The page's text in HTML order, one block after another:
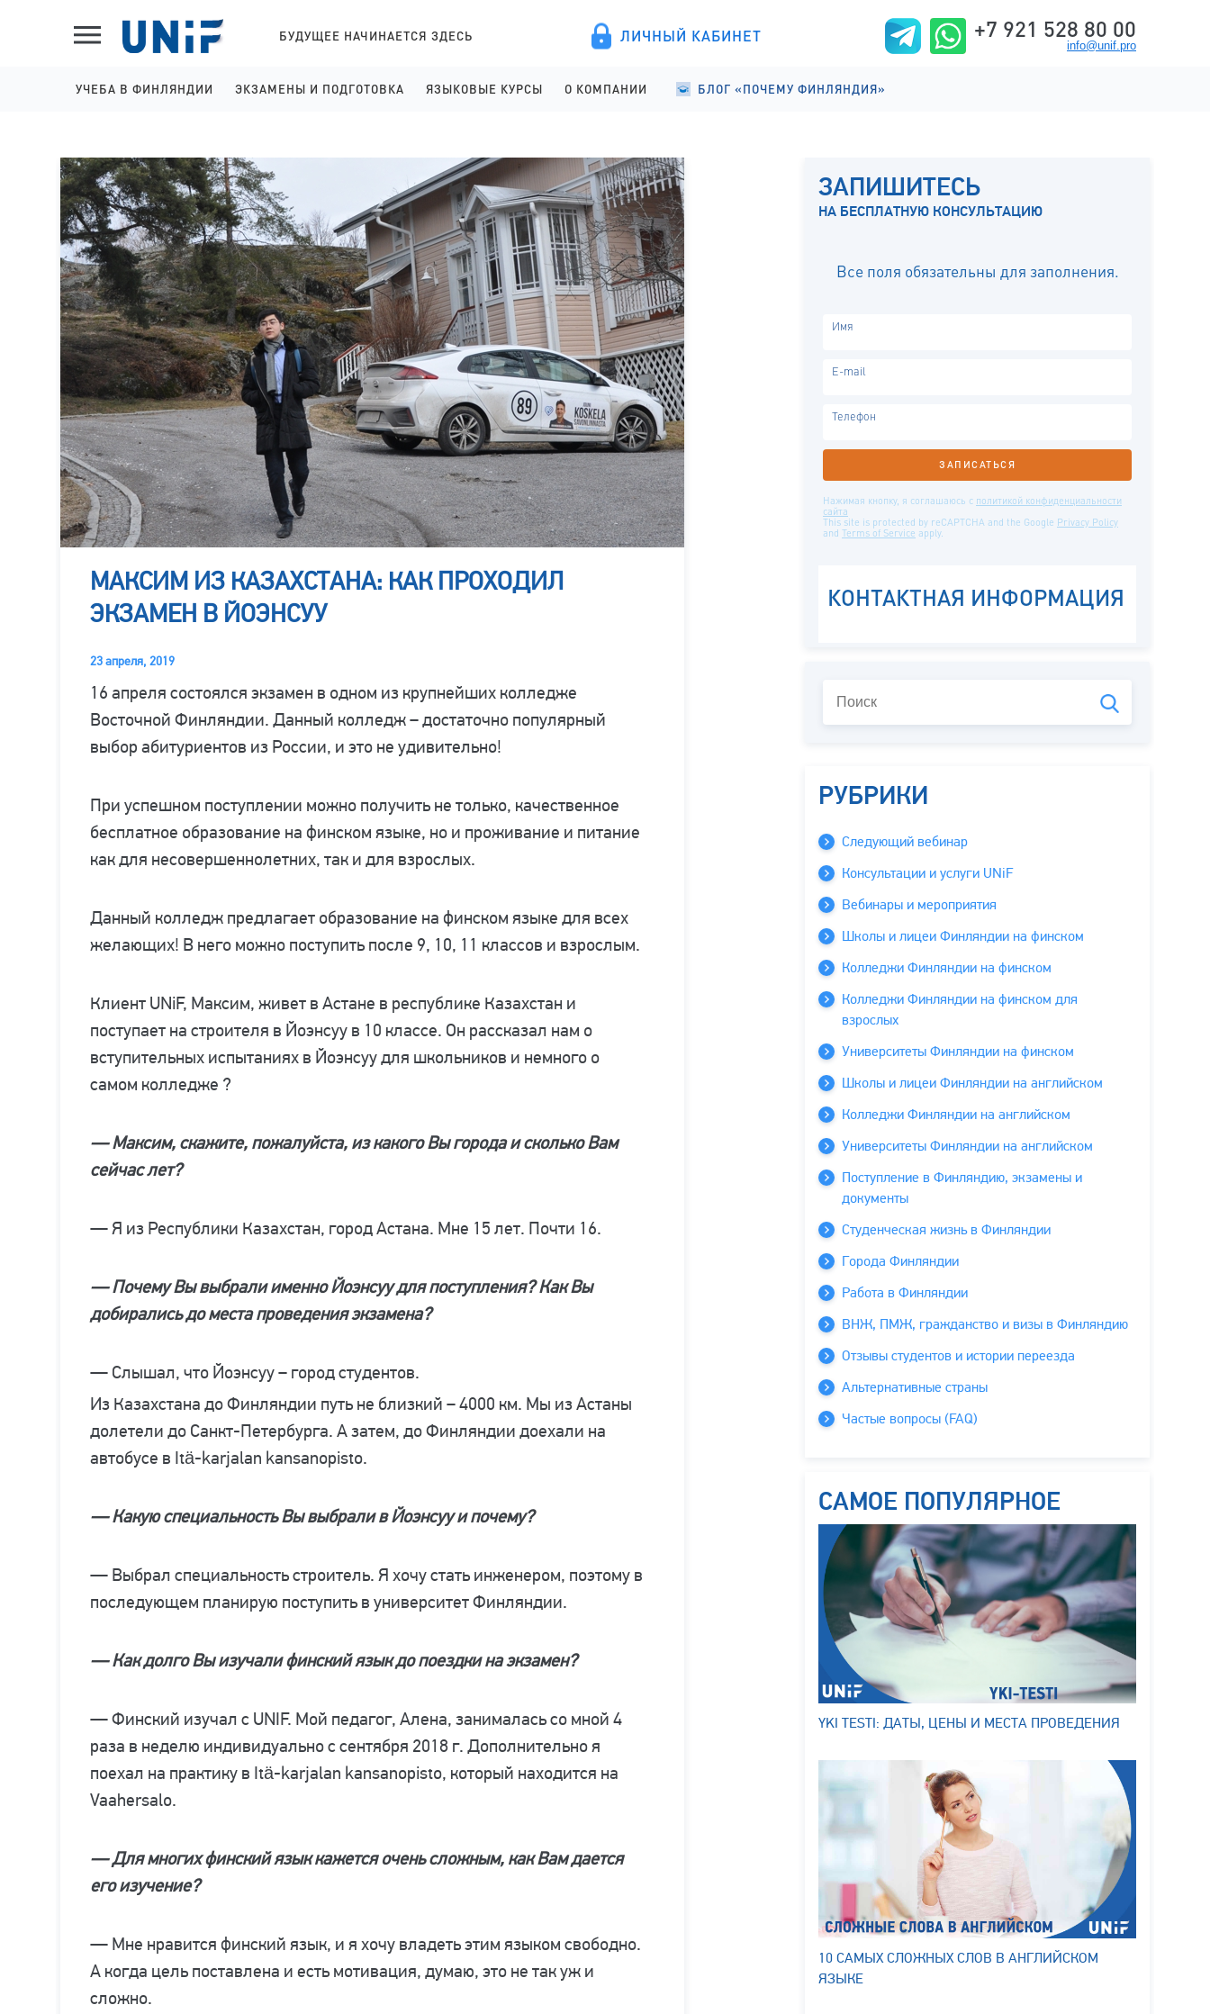
БУДУЩЕЕ НАЧИНАЕТСЯ ЗДЕСЬ ЛИЧНЫЙ КАБИНЕТ +7 921 528 80 00
info@unif.pro
УЧЕБА В ФИНЛЯНДИИ
КОЛЛЕДЖИ НА АНГЛИЙСКОМ
УНИВЕРСИТЕТЫ НА АНГЛИЙСКОМ
КОЛЛЕДЖИ НА ФИНСКОМ
ЭКЗАМЕНЫ И ПОДГОТОВКА
YKI ПОДГОТОВКА И РЕГИСТРАЦИЯ
ЯЗЫКОВЫЕ КУРСЫ
АНГЛИЙСКИЙ ДЛЯ ШКОЛЬНИКОВ
АНГЛИЙСКИЙ ДЛЯ СТАРШЕКЛАССНИКОВ
АНГЛИЙСКИЙ ДЛЯ ВЗРОСЛЫХ
ФИНСКИЙ ДЛЯ ПОСТУПАЮЩИХ
О КОМПАНИИ
ПРАВОВЫЕ ДОКУМЕНТЫ
СОТРУДНИЧЕСТВО
БЛОГ «ПОЧЕМУ ФИНЛЯНДИЯ»
СТУДЕНЧЕСКАЯ ЖИЗНЬ
МАКСИМ ИЗ КАЗАХСТАНА: КАК ПРОХОДИЛ
ЭКЗАМЕН В ЙОЭНСУУ
23 апреля, 2019
16 апреля состоялся экзамен в одном из крупнейших колледже
Восточной Финляндии. Данный колледж – достаточно популярный
выбор абитуриентов из России, и это не удивительно!
При успешном поступлении можно получить не только, качественное
бесплатное образование на финском языке, но и проживание и питание
как для несовершеннолетних, так и для взрослых.
Данный колледж предлагает образование на финском языке для всех
желающих! В него можно поступить после 9, 10, 11 классов и взрослым.
Клиент UNiF, Максим, живет в Астане в республике Казахстан и
поступает на строителя в Йоэнсуу в 10 классе. Он рассказал нам о
вступительных испытаниях в Йоэнсуу для школьников и немного о
самом колледже ?
— Максим, скажите, пожалуйста, из какого Вы города и сколько Вам
сейчас лет?
— Я из Республики Казахстан, город Астана. Мне 15 лет. Почти 16.
— Почему Вы выбрали именно Йоэнсуу для поступления? Как Вы
добирались до места проведения экзамена?
— Слышал, что Йоэнсуу – город студентов.
Из Казахстана до Финляндии путь не близкий – 4000 км. Мы из Астаны
долетели до Санкт-Петербурга. А затем, до Финляндии доехали на
автобусе в Itä-karjalan kansanopisto.
— Какую специальность Вы выбрали в Йоэнсуу и почему?
— Выбрал специальность строитель. Я хочу стать инженером, поэтому в
последующем планирую поступить в университет Финляндии.
— Как долго Вы изучали финский язык до поездки на экзамен?
— Финский изучал с UNIF. Мой педагог, Алена, занималась со мной 4
раза в неделю индивидуально с сентября 2018 г. Дополнительно я
поехал на практику в Itä-karjalan kansanopisto, который находится на
Vaahersalo.
— Для многих финский язык кажется очень сложным, как Вам дается
его изучение?
— Мне нравится финский язык, и я хочу владеть этим языком свободно.
А когда цель поставлена и есть мотивация, думаю, это не так уж и
сложно.
ЗАПИШИТЕСЬ
НА БЕСПЛАТНУЮ КОНСУЛЬТАЦИЮ
РУБРИКИ
Следующий вебинар
Консультации и услуги UNiF
Вебинары и мероприятия
Школы и лицеи Финляндии на финском
Колледжи Финляндии на финском
Колледжи Финляндии на финском для
взрослых
Университеты Финляндии на финском
Школы и лицеи Финляндии на английском
Колледжи Финляндии на английском
Университеты Финляндии на английском
Поступление в Финляндию, экзамены и
документы
Студенческая жизнь в Финляндии
Города Финляндии
Работа в Финляндии
ВНЖ, ПМЖ, гражданство и визы в Финляндию
Отзывы студентов и истории переезда
Альтернативные страны
Частые вопросы (FAQ)
САМОЕ ПОПУЛЯРНОЕ
YKI TESTI: ДАТЫ, ЦЕНЫ И МЕСТА ПРОВЕДЕНИЯ
10 САМЫХ СЛОЖНЫХ СЛОВ В АНГЛИЙСКОМ
ЯЗЫКЕ